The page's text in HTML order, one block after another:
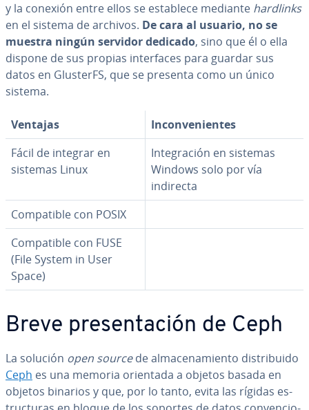
y la conexión entre ellos se establece mediante hardlinks
en el sistema de archivos. De cara al usuario, no se
muestra ningún servidor dedicado, sino que él o ella
dispone de sus propias in­te­r­fa­ces para guardar sus
datos en GlusterFS, que se presenta como un único
sistema.
Ventajas
In­co­n­ve­nie­n­tes
Fácil de integrar en
sistemas Linux
In­te­gra­ción en sistemas
Windows solo por vía
indirecta
Co­m­pa­ti­ble con POSIX
Co­m­pa­ti­ble con FUSE
(File System in User
Space)
Breve pre­se­n­ta­ción de Ceph
La solución open sourcede al­ma­ce­na­mie­n­to di­s­tri­bui­do
Ceph es una memoria orientada a objetos basada en
objetos binarios y que, por lo tanto, evita las rígidas es­